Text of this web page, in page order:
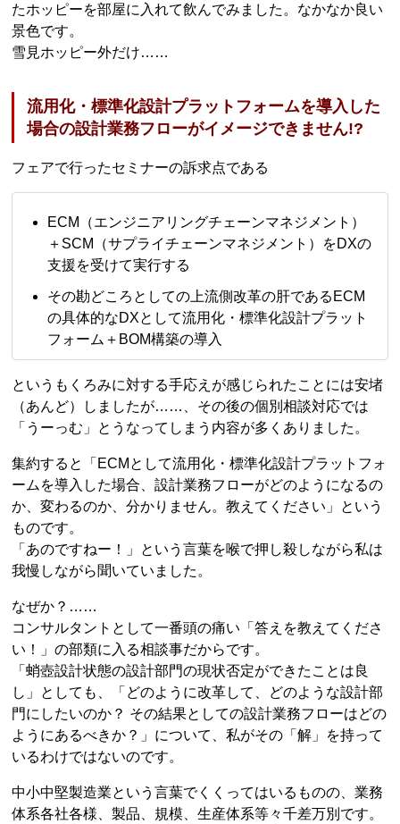
たホッピーを部屋に入れて飲んでみました。なかなか良い
景色です。
雪見ホッピー外だけ……
流用化・標準化設計プラットフォームを導入した
場合の設計業務フローがイメージできません!?
フェアで行ったセミナーの訴求点である
ECM（エンジニアリングチェーンマネジメント）
＋SCM（サプライチェーンマネジメント）をDXの
支援を受けて実行する
その勘どころとしての上流側改革の肝であるECM
の具体的なDXとして流用化・標準化設計プラット
フォーム＋BOM構築の導入
というもくろみに対する手応えが感じられたことには安堵
（あんど）しましたが……、その後の個別相談対応では
「うーっむ」とうなってしまう内容が多くありました。
集約すると「ECMとして流用化・標準化設計プラットフォ
ームを導入した場合、設計業務フローがどのようになるの
か、変わるのか、分かりません。教えてください」という
ものです。
「あのですねー！」という言葉を喉で押し殺しながら私は
我慢しながら聞いていました。
なぜか？……
コンサルタントとして一番頭の痛い「答えを教えてくださ
い！」の部類に入る相談事だからです。
「蛸壺設計状態の設計部門の現状否定ができたことは良
し」としても、「どのように改革して、どのような設計部
門にしたいのか？ その結果としての設計業務フローはどの
ようにあるべきか？」について、私がその「解」を持って
いるわけではないのです。
中小中堅製造業という言葉でくくってはいるものの、業務
体系各社各様、製品、規模、生産体系等々千差万別です。